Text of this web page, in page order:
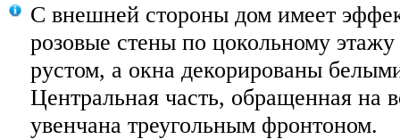
С внешней стороны дом имеет
розовые стены по цокольному
рустом, а окна декорированы
Центральная часть, обращенная на
увенчана треугольным фронтоном.